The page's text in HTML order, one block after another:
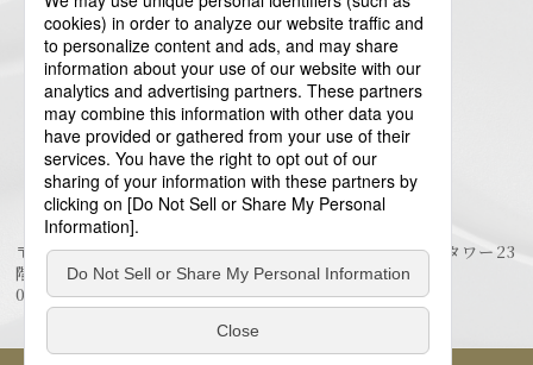
〒106-6123 東京都港区六本木6-10-1 六本木ヒルズ森タワー23
階
03-6438-5511（代表） / 03-6438-5611（特許・商標）